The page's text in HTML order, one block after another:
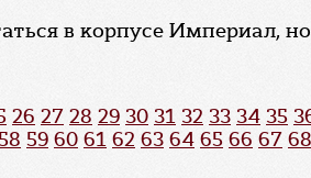
в корпусе Империал,
26 27 28 29 30 31 32 33 34 35
59 60 61 62 63 64 65 66 67 68